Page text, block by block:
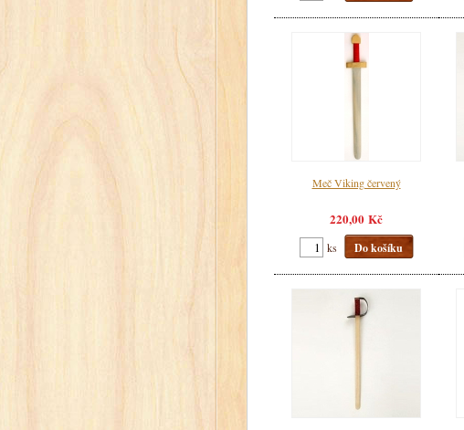
Meč Viking červený
220,00 Kč
ks Do košíku